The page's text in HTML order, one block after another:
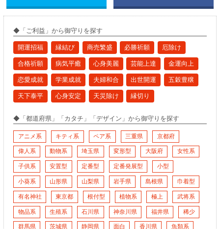
◆「 ご利益 」から御守り を探す
開運招福 縁結び 商売繁盛 必勝祈願 厄除け
合格祈願 病気平癒 心身美麗 芸能上達 金運向上
恋愛成就 学業成就 夫婦和合 出世開運 五穀豊穣
天下泰平 心身安定 天災除け 縁切り
◆「都道府県」「カタチ」「デザイン」から御守り を探す
アニメ系 キティ系 ペア系 三重県 京都府
偉人系 動物系 埼玉県 変形型 大阪府 女性系
子供系 安置型 定番型 定番発展型 小型
小葵系 山形県 山梨県 岩手県 島根県 巾着型
有名神社 東京都 根付型 植物系 極上 武将系
物品系 生殖系 石川県 神奈川県 福井県 稀少
群馬県 茨城県 静岡県 面白 香川県 魚類系